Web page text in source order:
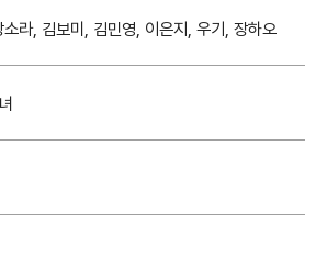
소라, 김보미, 김민영, 이은지, 우기, 장하오